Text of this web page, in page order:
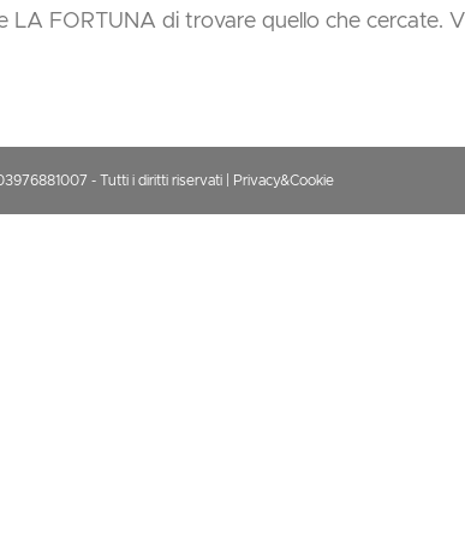
LA FORTUNA di trovare quello che cercate.
- Tutti i diritti riservati Privacy&Cookie